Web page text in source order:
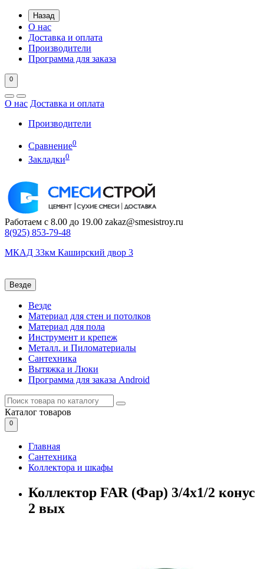
Назад
О нас
Доставка и оплата
Производители
Программа для заказа
0
О нас Доставка и оплата
Производители
Сравнение0
Закладки0
Работаем с 8.00 до 19.00 zakaz@smesistroy.ru
8(925) 853-79-48
МКАД 33км Каширский двор 3
Везде
Везде
Материал для стен и потолков
Материал для пола
Инструмент и крепеж
Металл. и Пиломатериалы
Сантехника
Вытяжка и Люки
Программа для заказа Android
Каталог товаров
0
Главная
Сантехника
Коллектора и шкафы
Коллектор FAR (Фар) 3/4х1/2 конус
2 вых